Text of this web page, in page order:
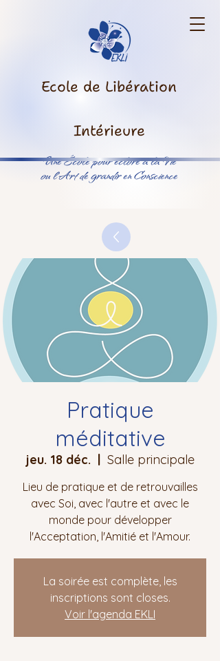
Ecole de Libération
Intérieure
Une École pour éclore à la Vie
ou l’Art de grandir en Conscience
Pratique
méditative
jeu. 18 déc.
  |
Salle principale
Lieu de pratique et de retrouvailles
avec Soi, avec l'autre et avec le
monde pour développer
l'Acceptation, l'Amitié et l'Amour.
La soirée est complète, les
inscriptions sont closes.
Voir l'agenda EKLI